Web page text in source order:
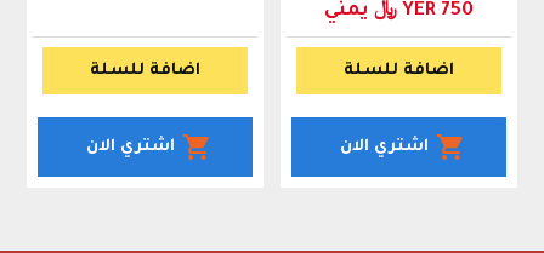
YER 750 ﷼ يمني
اضافة للسلة
اشتري الان
اضافة للسلة
اشتري الان